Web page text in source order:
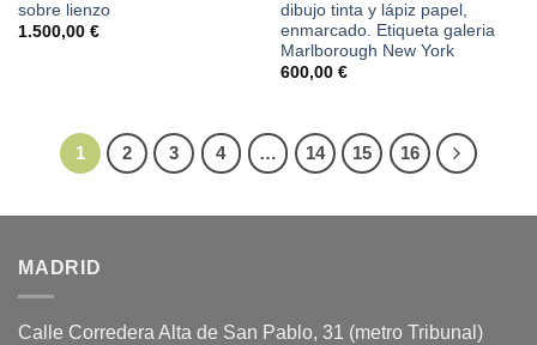
sobre lienzo
1.500,00 €
dibujo tinta y lápiz papel,
enmarcado. Etiqueta galeria
Marlborough New York
600,00 €
1 2 3 4 … 14 15 16
MADRID
Calle Corredera Alta de San Pablo, 31 (metro Tribunal)